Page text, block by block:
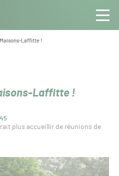
Maisons-Laffitte !
Laffitte !
plus accueillir de réunions de